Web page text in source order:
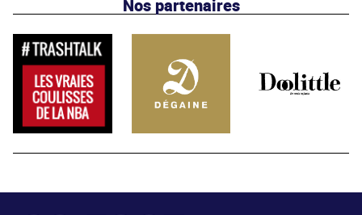
Nos partenaires